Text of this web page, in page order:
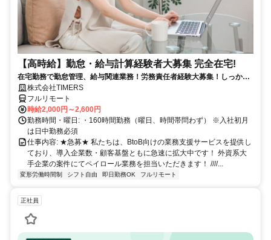
【高時給】勤怠・給与計算経験者大募集 完全在宅!
在宅勤務で勤怠管理、給与関連業務！労務責任者経験大募集！しっかり
稼ぎたい方、注目！
株式会社TIMERS
フルリモート
時給2,000円～2,600円
勤務時間・曜日: ・160時間勤務（曜日、時間帯問わず） ※入社初月
は日中勤務必須
仕事内容: ★急募★ 私たちは、BtoB向けの業務支援サービスを提供し
ており、導入企業数・顧客基盤ともに急速に拡大中です！ 外資系大
手企業の案件にてペイロール業務を担当いただきます！ ////...
変形労働時間制 シフト自由 即日勤務OK フルリモート
正社員